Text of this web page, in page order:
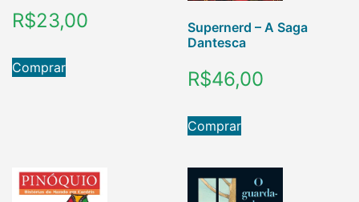
R$23,00
Comprar
Supernerd – A Saga
Dantesca
R$46,00
Comprar